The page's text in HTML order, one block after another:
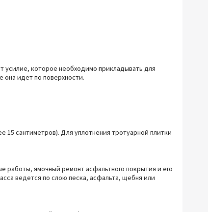
усилие, которое необходимо прикладывать для
идет по поверхности.
сантиметров). Для уплотнения тротуарной плитки
ямочный ремонт асфальтного покрытия и его
ведется по слою песка, асфальта, щебня или